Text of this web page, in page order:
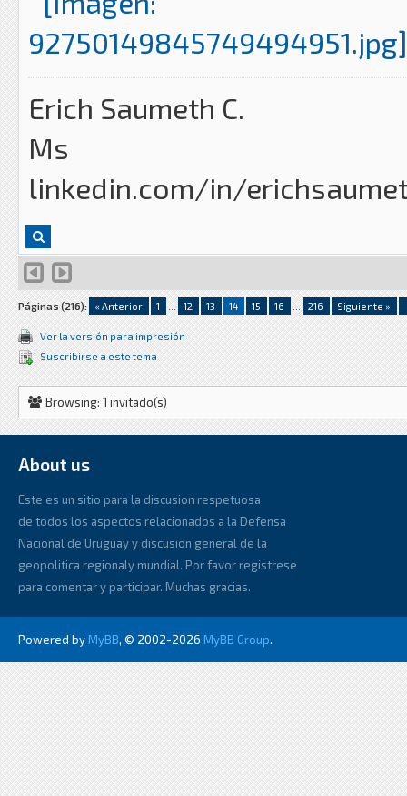
Erich Saumeth C.
Ms
linkedin.com/in/
Páginas (216): « Anterior 1 ... 12 13 14 15 16 ... 216 Siguiente »
Ver la versión para impresión
Suscribirse a este tema
Browsing: 1 invitado(s)
About us
Este es un sitio para la discusion respetuosa
de todos los aspectos relacionados a la Defensa
Nacional de Uruguay y discusion general de la
geopolitica regionaly mundial. Por favor registrese
para comentar y participar. Muchas gracias.
Powered by MyBB, © 2002-2026 MyBB Group.